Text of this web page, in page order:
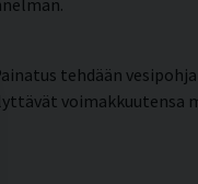
tehdään
voimakkuutensa